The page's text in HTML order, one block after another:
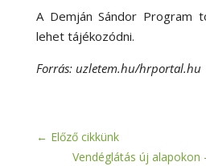
A Demján Sándor Program
lehet tájékozódni.
Forrás: uzletem.hu/hrportal.hu
← Előző cikkünk
Vendéglátás új alapokon